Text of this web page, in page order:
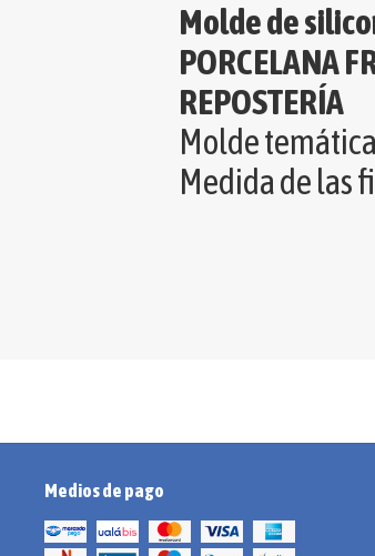
Molde de
PORCELANA
REPOSTERÍA
Molde
Medida de las
Medios de pago